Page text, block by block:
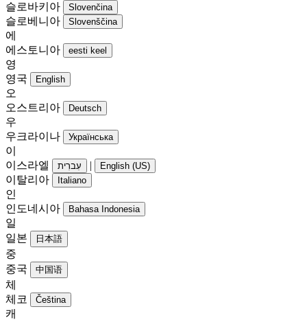
슬로바키아
Slovenčina
슬로베니아 Slovenščina
에
에스토니아
eesti keel
영
영국
English
오
오스트리아
Deutsch
우
우크라이나
Українська
이
이스라엘
עִברִית | English (US)
이탈리아 Italiano
인
인도네시아
Bahasa Indonesia
일
일본
日本語
중
중국
中国语
체
체코
Čeština
캐